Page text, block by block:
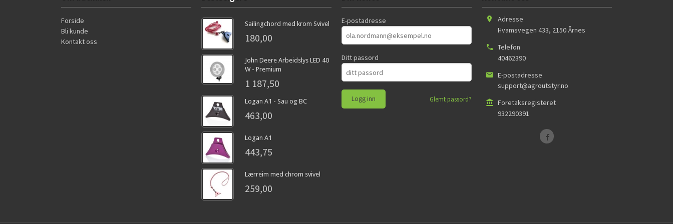
Forside
Bli kunde
Kontakt oss
Sailingchord med krom Svivel
180,00
John Deere Arbeidslys LED 40
W - Premium
1 187,50
Logan A1 - Sau og BC
463,00
Logan A1
443,75
Lærreim med chrom svivel
259,00
E-postadresse
Ditt passord
Glemt passord?
Adresse
Hvamsvegen 433, 2150Årnes
Telefon
40462390
E-postadresse
support@agroutstyr.no
Foretaksregisteret
932290391